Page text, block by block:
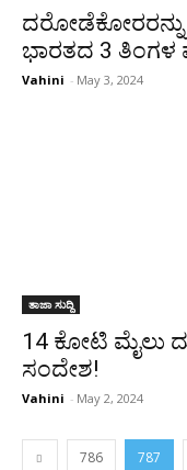
ದರೋಡೆಕೋರರನ್ನು
ಭಾರತದ 3 ತಿಂಗಳ
Vahini - May 3, 2024
ತಾಜಾ ಸುದ್ದಿ
14 ಕೋಟಿ ಮೈಲು
ಸಂದೇಶ!
Vahini - May 2, 2024
786 787